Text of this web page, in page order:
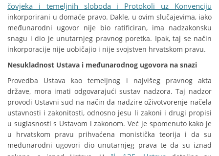
čovjeka i temeljnih sloboda i Protokoli uz Konvenciju
inkorporirani u domaće pravo. Dakle, u ovim slučajevima, iako
međunarodni ugovor nije bio ratificiran, ima nadzakonsku
snagu i dio je unutarnjeg pravnog poretka. Ipak, taj se način
inkorporacije nije uobičajio i nije svojstven hrvatskom pravu.
Nesukladnost Ustava i međunarodnog ugovora na snazi
Provedba Ustava kao temeljnog i najvišeg pravnog akta
države, mora imati odgovarajući sustav nadzora. Taj nadzor
provodi Ustavni sud na način da nadzire oživotvorenje načela
ustavnosti i zakonitosti, odnosno jesu li zakoni i drugi propisi
u suglasnosti s Ustavom i zakonom. Već je spomenuto kako je
u hrvatskom pravu prihvaćena monistička teorija i da su
međunarodni ugovori dio unutarnjeg prava te da su iznad